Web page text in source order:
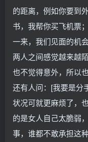
的距离，例如你要到
书，我帮你买飞机票
一来，我们见面的机
两人之间感觉越来越
也不觉得意外，所以
还有人问：[我要是分
状况可就更麻烦了，
的是女人自己太脆弱
事，谁都不敢承担这